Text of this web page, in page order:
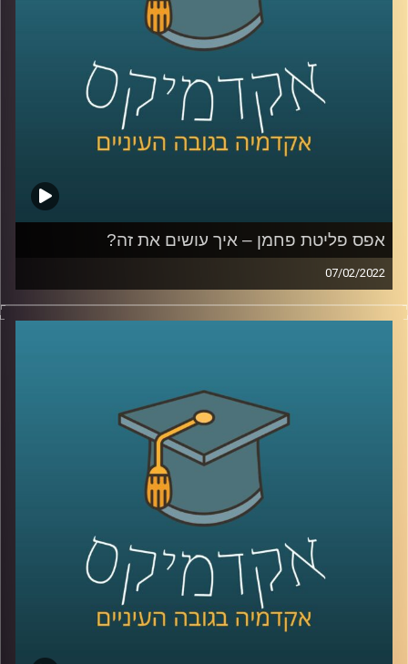
לשיחה שקיימתי עם פרופ' פרג על מכסות פחמן אישיות –
לשיחה שקיימתי עם פרופ' פרג על שינוי מהאמצע אל החוץ –
אפס פליטת פחמן – איך עושים את זה?
07/02/2022
בועידת האקלים בגלאזגו השנה הצהיר ראש הממשלה, נפתלי
בנט, שישראל תצמצם את פליטת הפחמן שלה לאפס עד שנת
אחת הדרכים להפוך את פליטת הפחמן לפחות שקופה היא
שיטה אותה חוקרת פרופ' יעל פרג, סגנית דיקן בית הספר
לשיחה עם פרופ' יעל פרג על ביטחון אנרגטי – לחצו כאן
לשיחה עם פרופ' פרג על שינוי מהאמצע אל החוץ –